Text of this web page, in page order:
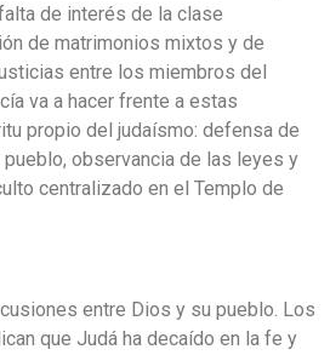
de interés de la clase
de matrimonios mixtos y de
entre los miembros del
va a hacer frente a estas
propio del judaísmo: defensa de
observancia de las leyes y
centralizado en el Templo de
entre Dios y su pueblo. Los
que Judá ha decaído en la fe y